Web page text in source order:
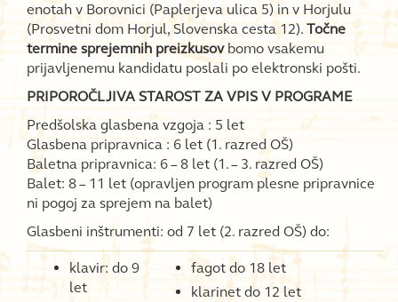
enotah v Borovnici (Paplerjeva ulica 5) in v Horjulu
(Prosvetni dom Horjul, Slovenska cesta 12). Točne
termine sprejemnih preizkusovbomo vsakemu
prijavljenemu kandidatu poslali po elektronski pošti.
PRIPOROČLJIVA STAROST ZA VPIS V PROGRAME
Predšolska glasbena vzgoja : 5 let
Glasbena pripravnica : 6 let (1. razred OŠ)
Baletna pripravnica: 6 – 8 let (1. – 3. razred OŠ)
Balet: 8 – 11 let (opravljen program plesne pripravnice
ni pogoj za sprejem na balet)
Glasbeni inštrumenti: od 7 let (2. razred OŠ) do:
klavir: do 9
let
fagot do 18 let
klarinet do 12 let